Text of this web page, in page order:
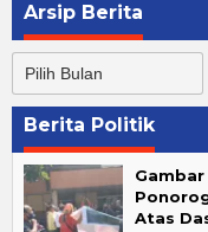
Arsip Berita
Berita
Berita Politik
Atas